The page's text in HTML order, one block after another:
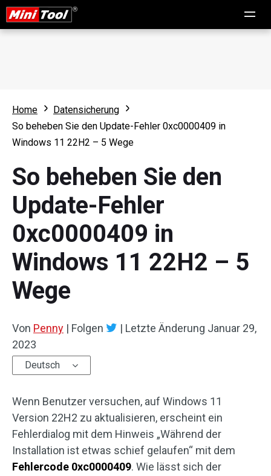
Home
Datensicherung
So beheben Sie den Update-Fehler 0xc0000409 in
Windows 11 22H2 – 5 Wege
So beheben Sie den
Update-Fehler
0xc0000409 in
Windows 11 22H2 – 5
Wege
Von Penny | Folgen | Letzte Änderung Januar 29,
2023
Deutsch
Wenn Benutzer versuchen, auf Windows 11
Version 22H2 zu aktualisieren, erscheint ein
Fehlerdialog mit dem Hinweis „Während der
Installation ist etwas schief gelaufen“ mit dem
Fehlercode 0xc0000409. Wie lässt sich der